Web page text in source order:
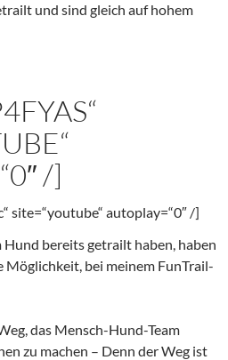
und sind gleich auf hohem
/]
site=“youtube“ autoplay=“0″ /]
bereits getrailt haben, haben
bei meinem FunTrail-
das Mensch-Hund-Team
zu machen – Denn der Weg ist